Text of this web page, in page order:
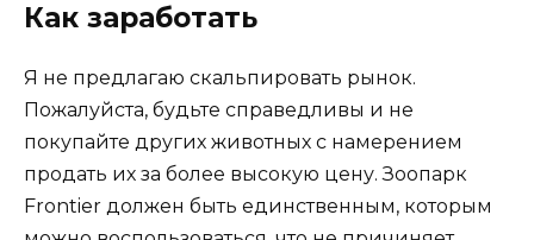
Как заработать
Я не предлагаю скальпировать рынок.
Пожалуйста, будьте справедливы и не
покупайте других животных с намерением
продать их за более высокую цену. Зоопарк
Frontier должен быть единственным, которым